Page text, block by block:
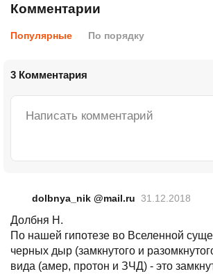
Комментарии
Популярные По порядку
3 Комментария
dolbnya_nik @mail.ru 31.12.2018
Долбня Н.
По нашей гипотезе во Вселенной
черных дыр (замкнутого и
вида (амер, протон и ЗЧД) - это